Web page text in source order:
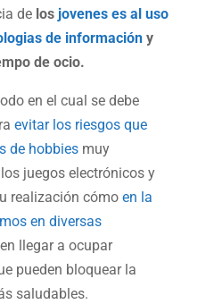
delosjovenes es al uso
de informacióny
de ocio.
en el cual se debe
evitar los riesgos que
de hobbiesmuy
juegos electrónicos y
realización cómo en la
en diversas
llegar a ocupar
pueden bloquear la
saludables.